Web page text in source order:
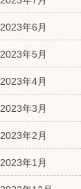
2023年6月
2023年5月
2023年4月
2023年3月
2023年2月
2023年1月